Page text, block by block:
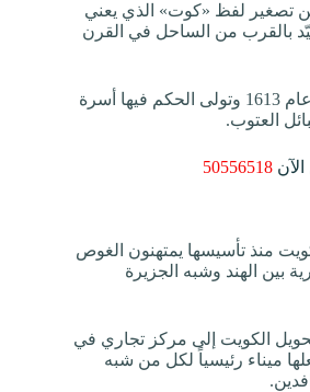
تصغير لفظ «كوت» الذي يعني
بالقرب من الساحل في القرن
وتأسست مدينة الكويت عام 1613 وتولى الحكم فيها أسرة
العتوب.
50556518
منذ تأسيسها يمتهنون الغوص
بين الهند وشبه الجزيرة
الكويت إلى مركز تجاري في
ميناء رئيسياً لكل من شبه